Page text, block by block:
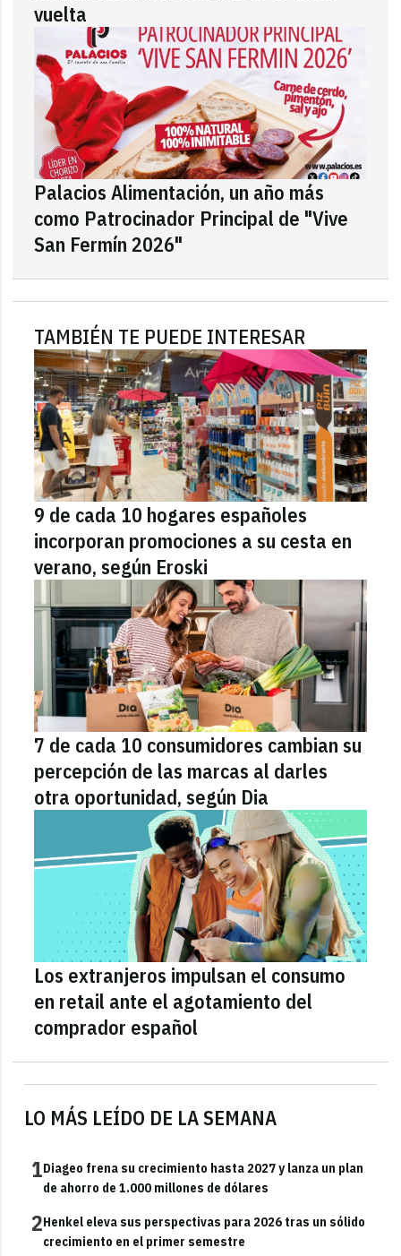
LO MÁS LEÍDO DE LA SEMANA
1Diageo frena su crecimiento hasta 2027 y lanza un plan
de ahorro de 1.000 millones de dólares
2Henkel eleva sus perspectivas para 2026 tras un sólido
crecimiento en el primer semestre
vuelta
Palacios Alimentación, un año más
como Patrocinador Principal de "Vive
San Fermín 2026"
TAMBIÉN TE PUEDE INTERESAR
9 de cada 10 hogares españoles
incorporan promociones a su cesta en
verano, según Eroski
7 de cada 10 consumidores cambian su
percepción de las marcas al darles
otra oportunidad, según Dia
Los extranjeros impulsan el consumo
en retail ante el agotamiento del
comprador español